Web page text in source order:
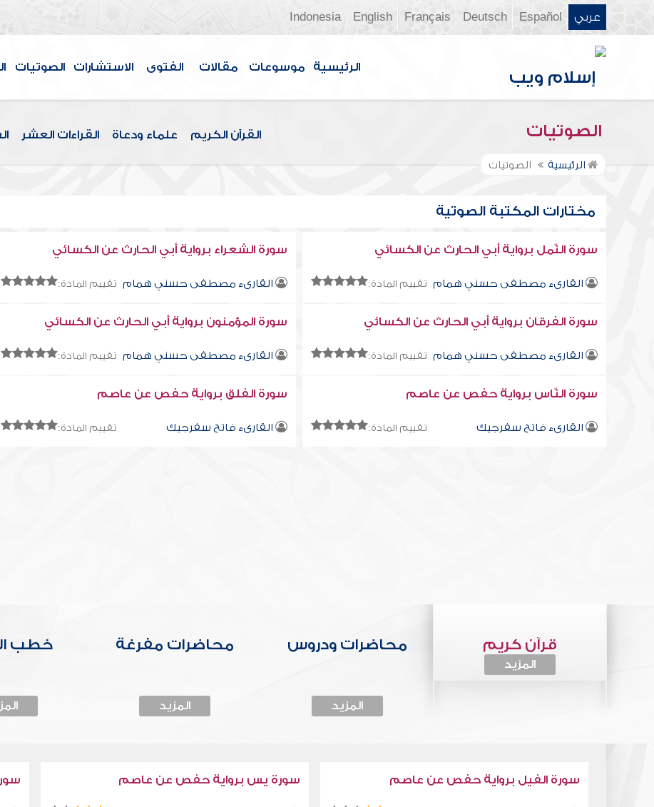
عربي Español
Deutsch
Français
English
Indonesia
الرئيسية موسوعات مقالات الفتوى الاستشارات الصوتيات
الصوتيات القرآن الكريم علماء ودعاة القراءات العشر
الرئيسية الصوتيات
مختارات المكتبة الصوتية
سورة النّمل برواية أبي الحارث عن الكسائي
القارىء مصطفى حسني همام تقييم المادة:
سورة الشعراء برواية أبي الحارث عن الكسائي
القارىء مصطفى حسني همام تقييم المادة:
سورة الفرقان برواية أبي الحارث عن الكسائي
القارىء مصطفى حسني همام تقييم المادة:
سورة المؤمنون برواية أبي الحارث عن الكسائي
القارىء مصطفى حسني همام تقييم المادة:
سورة النّاس برواية حفص عن عاصم
القارىء فاتح سفرجيك تقييم المادة:
سورة الفلق برواية حفص عن عاصم
القارىء فاتح سفرجيك تقييم المادة:
قرآن كريم
المزيد
محاضرات ودروس
المزيد
محاضرات مفرغة
المزيد
خطب
سورة الفيل برواية حفص عن عاصم سورة يس برواية حفص عن عاصم